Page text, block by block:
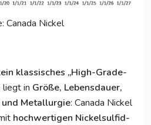
Canada Nickel
klassisches „High-Grade-
liegt in Größe, Lebensdauer,
Metallurgie: Canada Nickel
hochwertigen Nickelsulfid-